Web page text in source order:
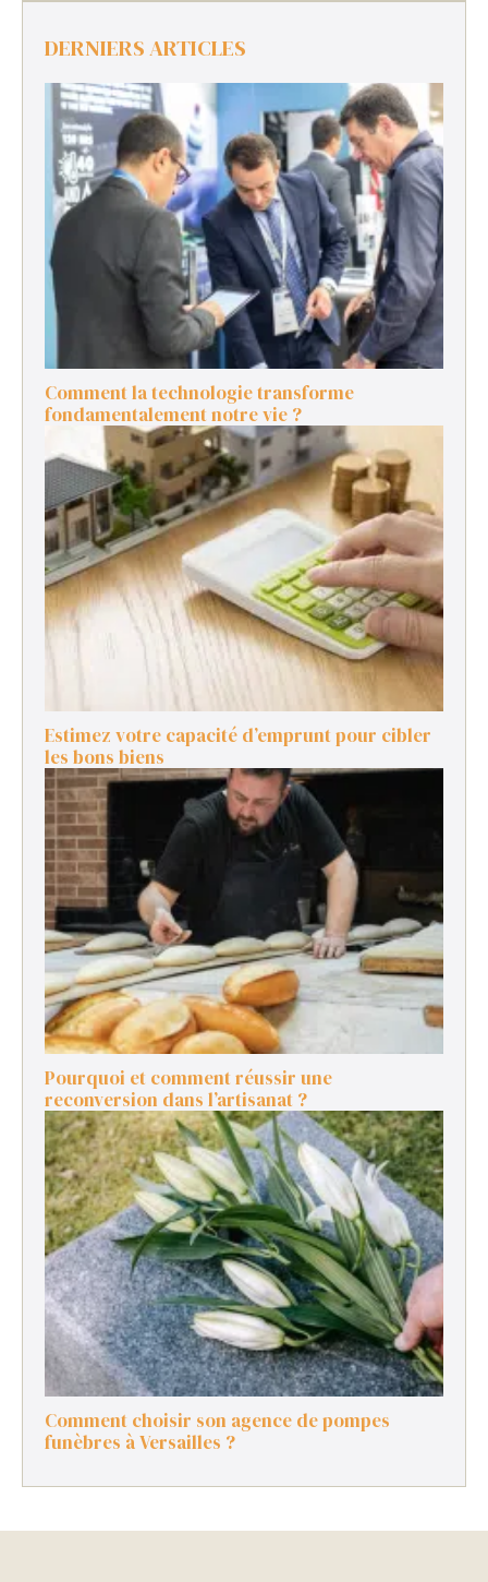
DERNIERS ARTICLES
Comment la technologie transforme
fondamentalement notre vie ?
Estimez votre capacité d’emprunt pour cibler
les bons biens
Pourquoi et comment réussir une
reconversion dans l’artisanat ?
Comment choisir son agence de pompes
funèbres à Versailles ?